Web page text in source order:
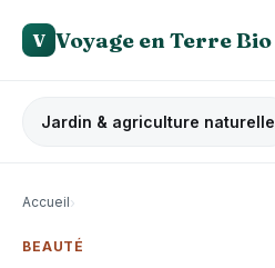
V Voyage en Terre Bio
Jardin & agriculture naturelle
Accueil›
BEAUTÉ